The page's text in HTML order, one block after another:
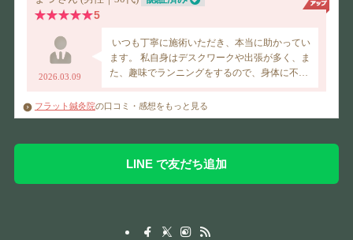
フラット鍼灸院の口コミ・感想をもっと見る
LINE で友だち追加